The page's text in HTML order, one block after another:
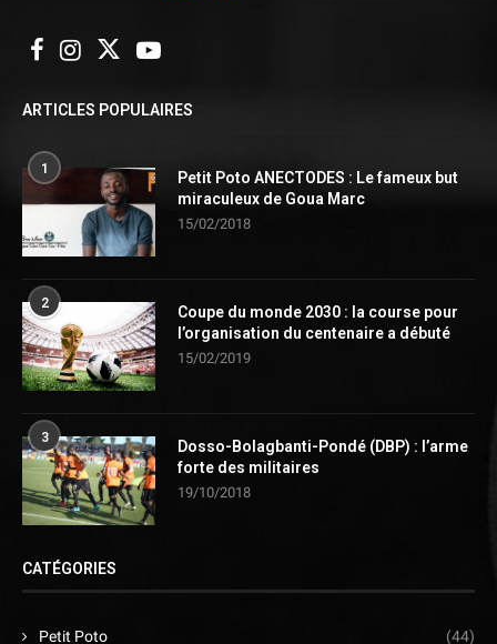
ARTICLES POPULAIRES
1
Petit Poto ANECTODES : Le fameux but
miraculeux de Goua Marc
15/02/2018
2
Coupe du monde 2030 : la course pour
l’organisation du centenaire a débuté
15/02/2019
3
Dosso-Bolagbanti-Pondé (DBP) : l’arme
forte des militaires
19/10/2018
CATÉGORIES
Petit Poto (44)